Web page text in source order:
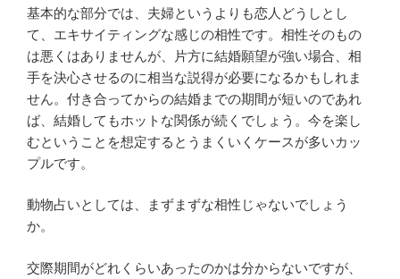
基本的な部分では、夫婦というよりも恋人どうしとし
て、エキサイティングな感じの相性です。相性そのもの
は悪くはありませんが、片方に結婚願望が強い場合、相
手を決心させるのに相当な説得が必要になるかもしれま
せん。付き合ってからの結婚までの期間が短いのであれ
ば、結婚してもホットな関係が続くでしょう。今を楽し
むということを想定するとうまくいくケースが多いカッ
プルです。
動物占いとしては、まずまずな相性じゃないでしょう
か。
交際期間がどれくらいあったのかは分からないですが、